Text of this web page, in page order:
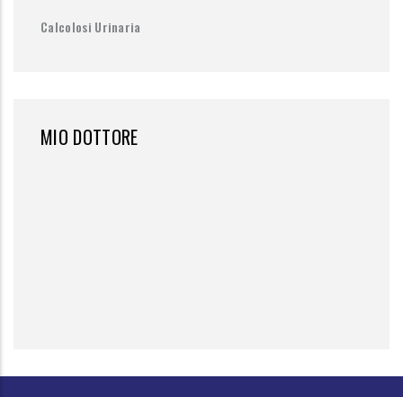
Calcolosi Urinaria
MIO DOTTORE